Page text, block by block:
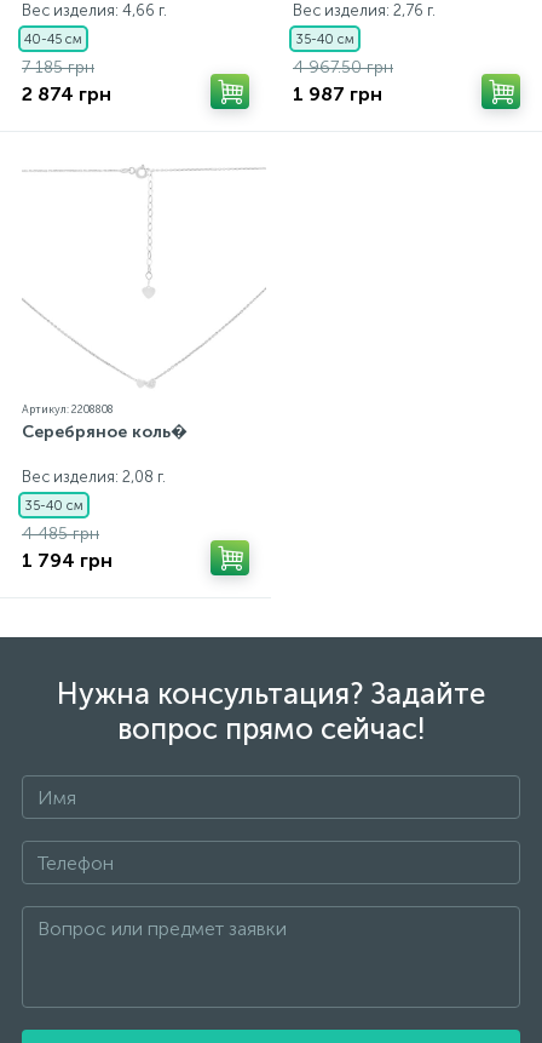
Вес изделия: 4,66 г.
40-45 см
7 185 грн
2 874 грн
Вес изделия: 2,76 г.
35-40 см
4 967.50 грн
1 987 грн
Артикул: 2208808
Серебряное коль�
Вес изделия: 2,08 г.
35-40 см
4 485 грн
1 794 грн
Нужна консультация? Задайте
вопрос прямо сейчас!